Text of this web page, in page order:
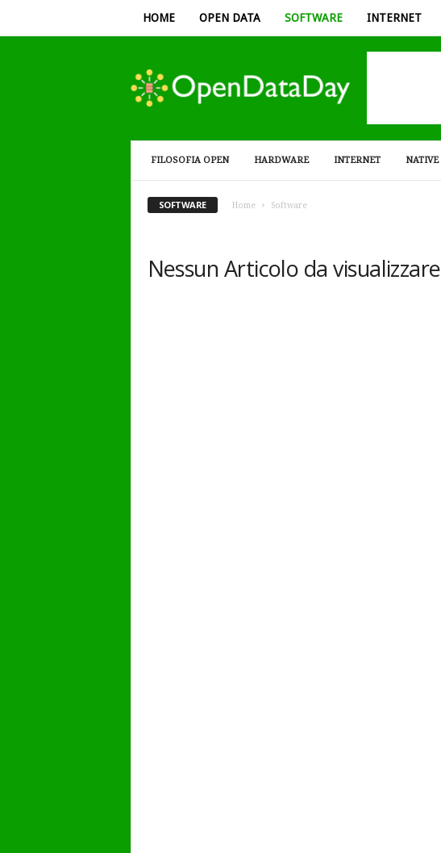
HOME OPEN DATA SOFTWARE INTERNET
Data
Day
FILOSOFIA OPEN HARDWARE INTERNET NATIVE
SOFTWARE Home Software
Nessun Articolo da visualizzare